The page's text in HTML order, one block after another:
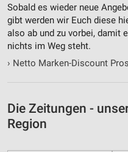
Sobald es wieder neue
gibt werden wir Euch diese
also ab und zu vorbei, damit
nichts im Weg steht.
› Netto Marken-Discount
Die Zeitungen -
Region